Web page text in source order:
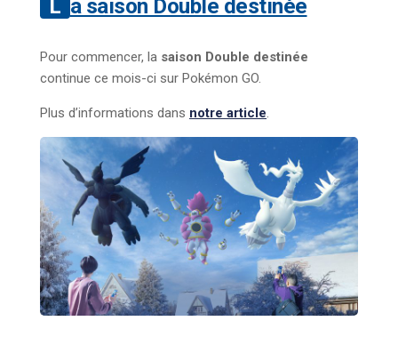
La saison Double destinée
Pour commencer, la saison Double destinée
continue ce mois-ci sur Pokémon GO.
Plus d’informations dans notre article.